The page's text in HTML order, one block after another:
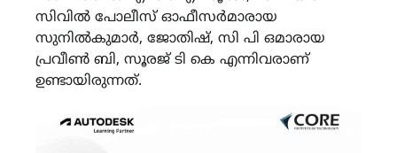
സിവിൽ പോലീസ് ഓഫീസർമാരായ
സുനിൽകുമാർ, ജോതിഷ്, സി പി ഒമാരായ
പ്രവീൺ ബി, സൂരജ് ടി കെ എന്നിവരാണ്
ഉണ്ടായിരുന്നത്.